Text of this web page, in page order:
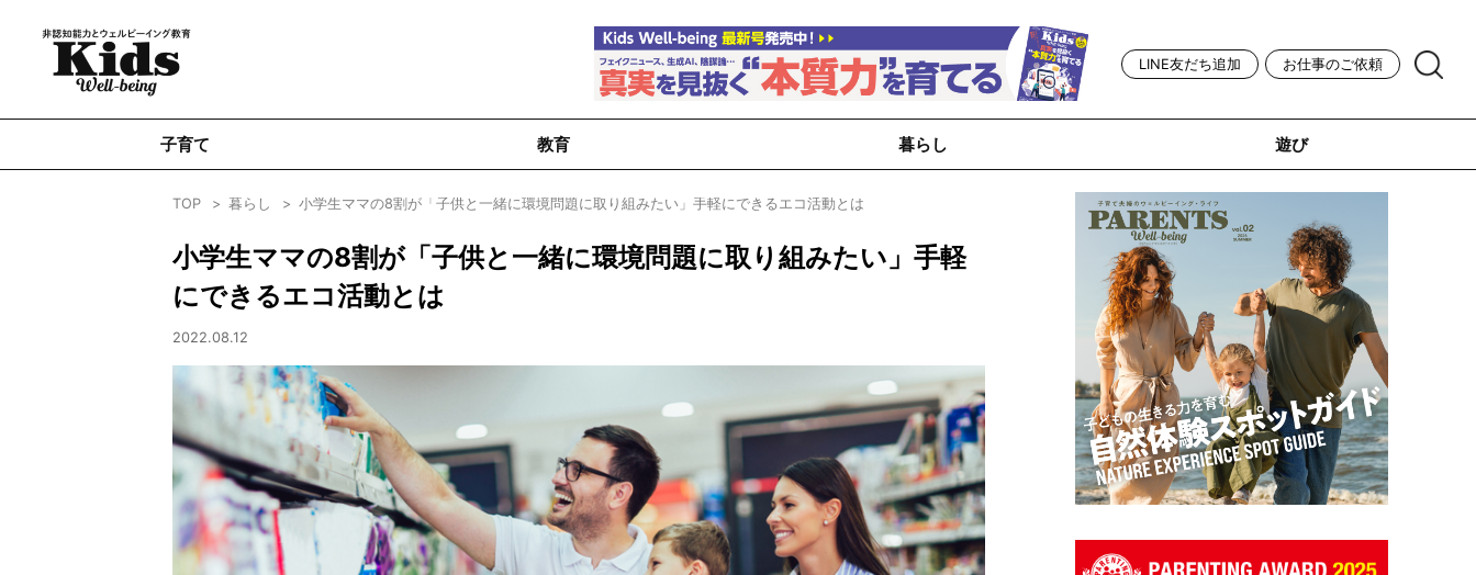
LINE友だち追加 お仕事のご依頼
子育て 教育 暮らし 遊び
TOP 暮らし 小学生ママの8割が「子供と一緒に環境問題に取り組みたい」手軽にできるエコ活動とは
小学生ママの8割が「子供と一緒に環境問題に取り組みたい」手軽
にできるエコ活動とは
2022.08.12